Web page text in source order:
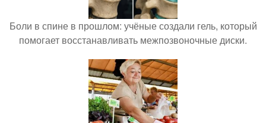
Боли в спине в прошлом: учёные создали гель, который
помогает восстанавливать межпозвоночные диски.